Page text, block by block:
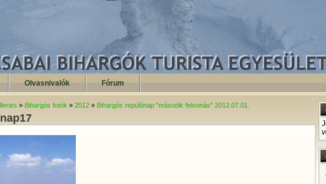
Olvasnivalók Fórum
» Bihargós fotók » 2012 » Bihargós repülőnap "második felvonás" 2012.07.01.